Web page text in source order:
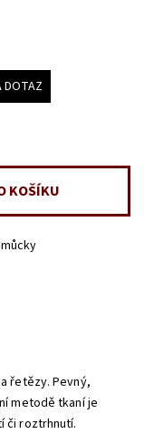
DOTAZ
řetězy. Pevný,
metodě tkaní je
či roztrhnutí.